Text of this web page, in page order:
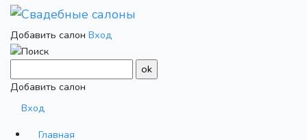
Добавить салон Вход
Добавить салон
Вход
Главная